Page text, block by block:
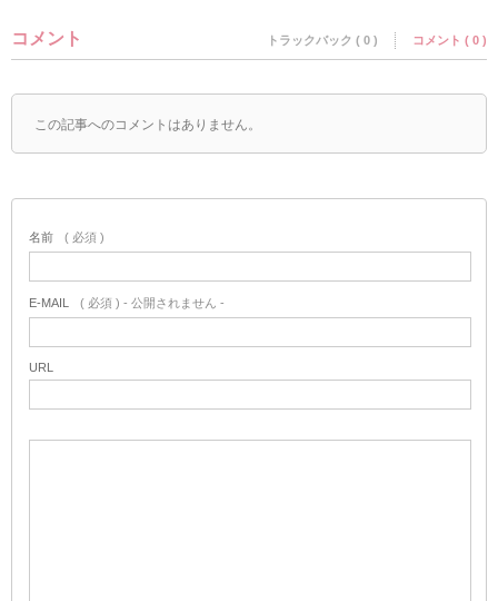
コメント トラックバック ( 0 ) コメント ( 0 )
この記事へのコメントはありません。
名前 ( 必須 )
E-MAIL ( 必須 ) - 公開されません -
URL